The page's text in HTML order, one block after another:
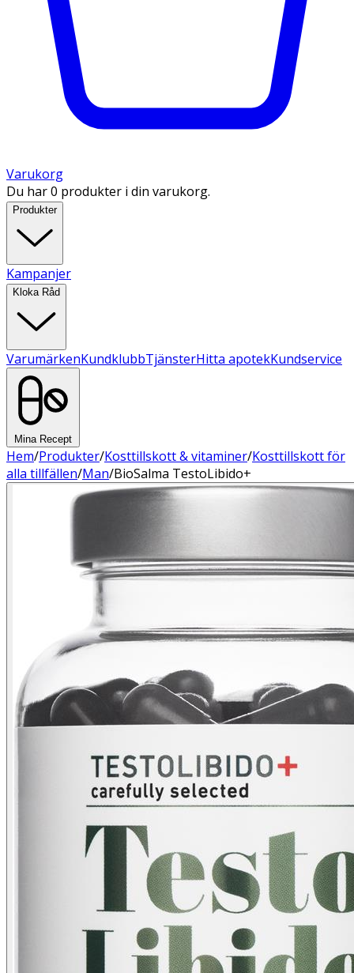
Varukorg
Du har 0 produkter i din varukorg.
Produkter
Kampanjer
Kloka Råd
VarumärkenKundklubbTjänsterHitta apotekKundservice
Mina Recept
Hem/Produkter/Kosttillskott & vitaminer/Kosttillskott för
alla tillfällen/Man/BioSalma TestoLibido+